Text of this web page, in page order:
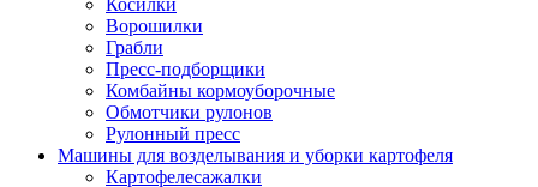
Косилки
Ворошилки
Грабли
Пресс-подборщики
Комбайны кормоуборочные
Обмотчики рулонов
Рулонный пресс
Машины для возделывания и уборки картофеля
Картофелесажалки